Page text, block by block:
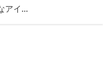
寺社巡りに必須なアイテム